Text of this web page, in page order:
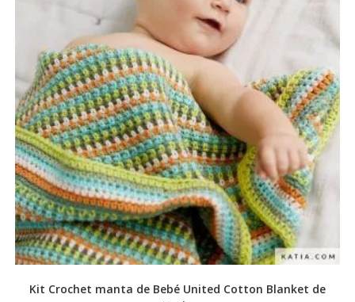
Kit Crochet manta de Bebé United Cotton Blanket de